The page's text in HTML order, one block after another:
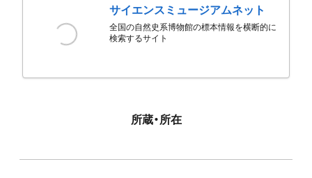
サイエンスミュージアムネット
全国の自然史系博物館の標本情報を横断的に
検索するサイト
所蔵・所在